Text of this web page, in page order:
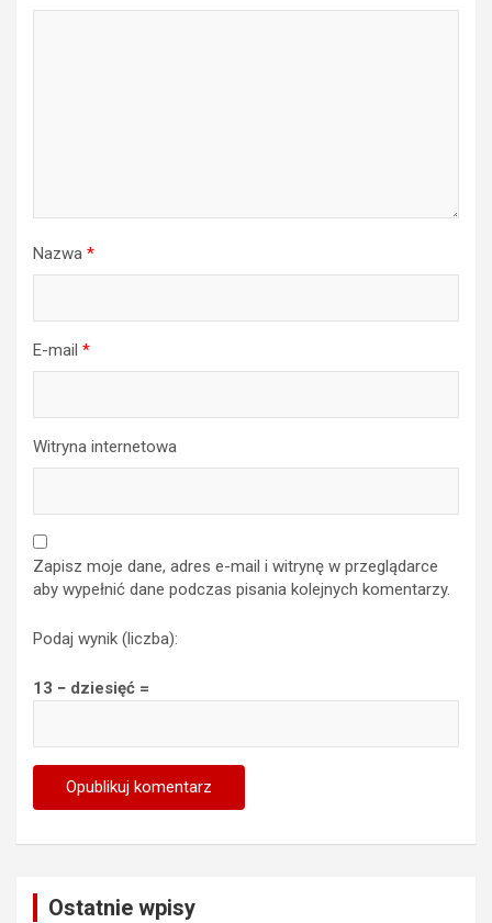
Nazwa *
E-mail *
Witryna internetowa
Zapisz moje dane, adres e-mail i witrynę w przeglądarce
aby wypełnić dane podczas pisania kolejnych komentarzy.
Podaj wynik (liczba):
13 − dziesięć =
Ostatnie wpisy